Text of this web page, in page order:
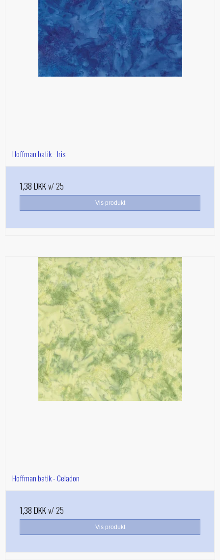
Hoffman batik - Iris
1,38 DKKv/ 25
Vis produkt
Hoffman batik - Celadon
1,38 DKKv/ 25
Vis produkt